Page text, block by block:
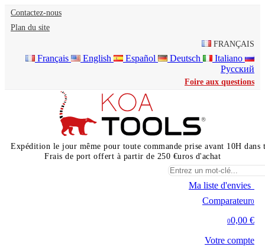
Contactez-nous
Plan du site
FRANÇAIS
Français English Español Deutsch
Italiano
Русский
Foire aux questions
Expédition le jour même pour toute commande prise avant 10H dans
Frais de port offert à partir de 250 €uros d'achat
Ma liste d'envies
Comparateur0
00,00 €
Votre compte